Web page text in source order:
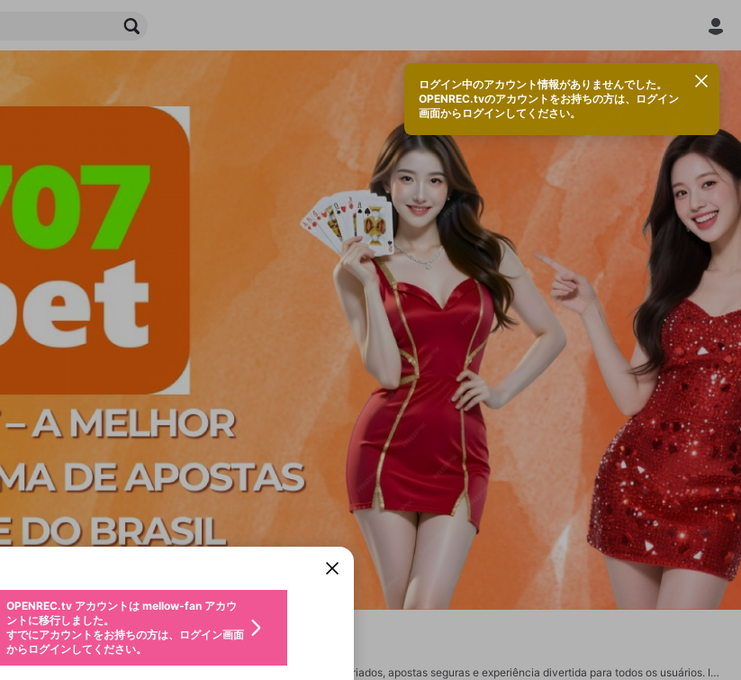
ログイン中のアカウント情報がありませんでした。
OPENREC.tvのアカウントをお持ちの方は、ログイン
画面からログインしてください。
707Bet é uma plataforma de entretenimento online confiável, oferecendo jogos variados, apostas seguras e experiência divertida para todos os usuários. Informações detalhadas: Telefone:(+55) 1541 8246782 E-mail: easycheck.us.com@gmail.com Website: https://easycheck.us.com Endereço: SIA Trecho 10 - Plano Piloto, Brasília - DF, 71200-100, Brazil #707bet,#707bet_Cassino #707bet_Jogo #707bet_PlataformaDeJogos https://x.com/easycheckuscom https://issuu.com/easycheckuscom https://www.youtube.com/@easycheckuscom https://www.pinterest.com/easycheckuscom/_profile/ https://500px.com/p/easycheckuscom?view=photos https://www.tumblr.com/easycheckuscom https://gravatar.com/easycheckuscom https://www.twitch.tv/easycheckuscom https://www.physicsoverflow.org/user/easycheckuscom https://theomnibuzz.com/author/easycheckuscom https://www.youyooz.com/profile/easycheckuscom/ https://techplanet.today/member/easycheckuscom https://uchatoo.com/easycheckuscom https://onlinecivilforum.com/profile/easycheckuscom/
ファンレター
援している配信者にファンレターを送ることができま
。好きなデザインを選んでメッセージを書いたり、エ
アイテムでデコレーションして、配信者に届けまし
ページに表示されている動画 (ライブ配信、配信予定、ア
イブ、アップロード動画) をページのトップに1つ固定で
す。動画タイトル横のメニューより設定することができま
リストがありません。プレイリストは動画の再生画面で作成で
ご確認ください
OPENREC.tv アカウントは mellow-fan アカウ
ントに移行しました。
新規登録
メールアドレスで新規登録
@
OPENREC.tvアカウントはmellow-fanアカウン
トに統合しました。
ログイン
メールアドレスでログイン
ログイン
OPENREC.tv アカウントは mellow-fan アカウ
ントに移行しました。
すでにアカウントをお持ちの方は、ログイン画面
からログインしてください。
パーソナルデータの登録
年 月
月は登録後に変更できません。
認証コードの入力
切なユーザーとして報告します
？
問題を選択してください
サブスクシェア
限定コミュニティ参加方法